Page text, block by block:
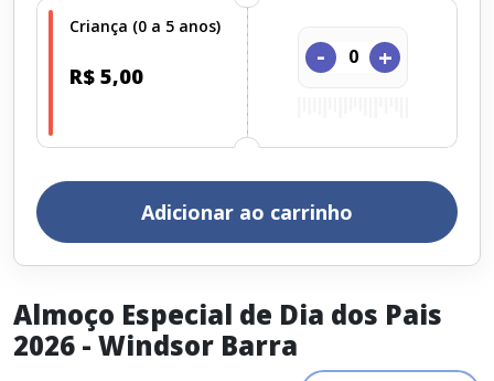
Criança (0 a 5 anos)
R$ 5,00
- +
Adicionar ao carrinho
Almoço Especial de Dia dos Pais
2026 - Windsor Barra